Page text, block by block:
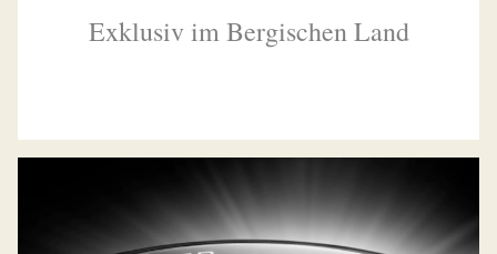
Exklusiv im Bergischen Land